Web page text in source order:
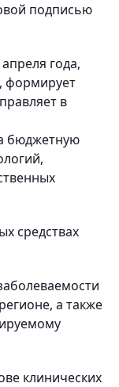
подписью
года,
формирует
в
бюджетную
средствах
а также
клинических